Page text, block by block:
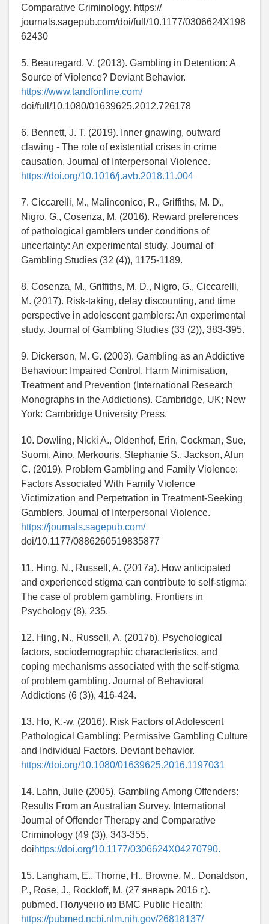
Comparative Criminology. https://
journals.sagepub.com/doi/full/10.1177/0306624X198
62430
5. Beauregard, V. (2013). Gambling in Detention: A
Source of Violence? Deviant Behavior.
https://www.tandfonline.com/
doi/full/10.1080/01639625.2012.726178
6. Bennett, J. T. (2019). Inner gnawing, outward
clawing - The role of existential crises in crime
causation. Journal of Interpersonal Violence.
https://doi.org/10.1016/j.avb.2018.11.004
7. Ciccarelli, M., Malinconico, R., Griffiths, M. D.,
Nigro, G., Cosenza, M. (2016). Reward preferences
of pathological gamblers under conditions of
uncertainty: An experimental study. Journal of
Gambling Studies (32 (4)), 1175-1189.
8. Cosenza, M., Griffiths, M. D., Nigro, G., Ciccarelli,
M. (2017). Risk-taking, delay discounting, and time
perspective in adolescent gamblers: An experimental
study. Journal of Gambling Studies (33 (2)), 383-395.
9. Dickerson, M. G. (2003). Gambling as an Addictive
Behaviour: Impaired Control, Harm Minimisation,
Treatment and Prevention (International Research
Monographs in the Addictions). Cambridge, UK; New
York: Cambridge University Press.
10. Dowling, Nicki A., Oldenhof, Erin, Cockman, Sue,
Suomi, Aino, Merkouris, Stephanie S., Jackson, Alun
C. (2019). Problem Gambling and Family Violence:
Factors Associated With Family Violence
Victimization and Perpetration in Treatment-Seeking
Gamblers. Journal of Interpersonal Violence.
https://journals.sagepub.com/
doi/10.1177/0886260519835877
11. Hing, N., Russell, A. (2017a). How anticipated
and experienced stigma can contribute to self-stigma:
The case of problem gambling. Frontiers in
Psychology (8), 235.
12. Hing, N., Russell, A. (2017b). Psychological
factors, sociodemographic characteristics, and
coping mechanisms associated with the self-stigma
of problem gambling. Journal of Behavioral
Addictions (6 (3)), 416-424.
13. Ho, K.-w. (2016). Risk Factors of Adolescent
Pathological Gambling: Permissive Gambling Culture
and Individual Factors. Deviant behavior.
https://doi.org/10.1080/01639625.2016.1197031
14. Lahn, Julie (2005). Gambling Among Offenders:
Results From an Australian Survey. International
Journal of Offender Therapy and Comparative
Criminology (49 (3)), 343-355.
doihttps://doi.org/10.1177/0306624X04270790.
15. Langham, E., Thorne, H., Browne, M., Donaldson,
P., Rose, J., Rockloff, M. (27 январь 2016 г.).
pubmed. Получено из BMC Public Health:
https://pubmed.ncbi.nlm.nih.gov/26818137/